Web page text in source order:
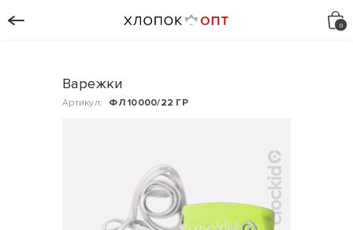
Варежки
Артикул: ФЛ 10000/22 ГР